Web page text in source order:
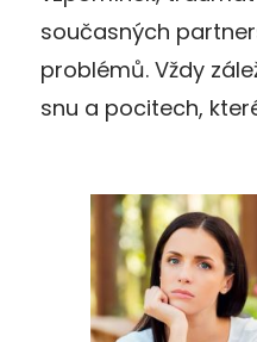
současných
problémů. Vždy
snu a pocitech,